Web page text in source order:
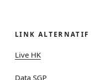
LINK ALTERNATIF
Live HK
Data SGP